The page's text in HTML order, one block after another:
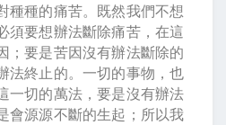
種種的痛苦。既然我們不想
須要想辦法斷除痛苦，在這
；要是苦因沒有辦法斷除的
法終止的。一切的事物，也
一切的萬法，要是沒有辦法
會源源不斷的生起；所以我